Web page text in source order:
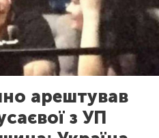
арештував
з УП